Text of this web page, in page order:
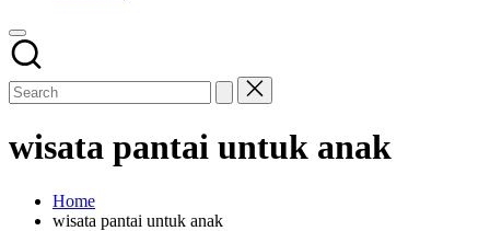
wisata pantai untuk anak
Home
wisata pantai untuk anak